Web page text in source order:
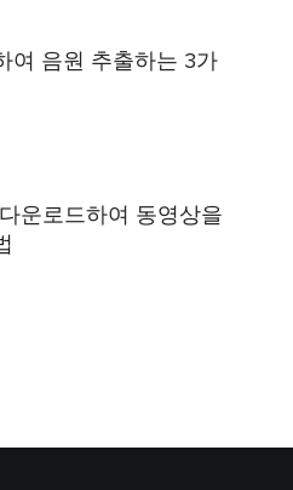
여 음원 추출하는 3가
운로드하여 동영상을